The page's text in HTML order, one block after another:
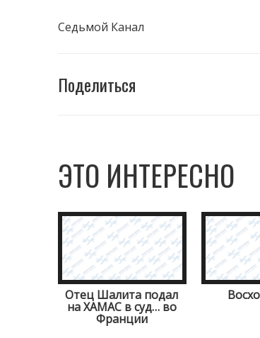
Седьмой Канал
Поделиться
ЭТО ИНТЕРЕСНО
Отец Шалита подал
на ХАМАС в суд… во
Франции